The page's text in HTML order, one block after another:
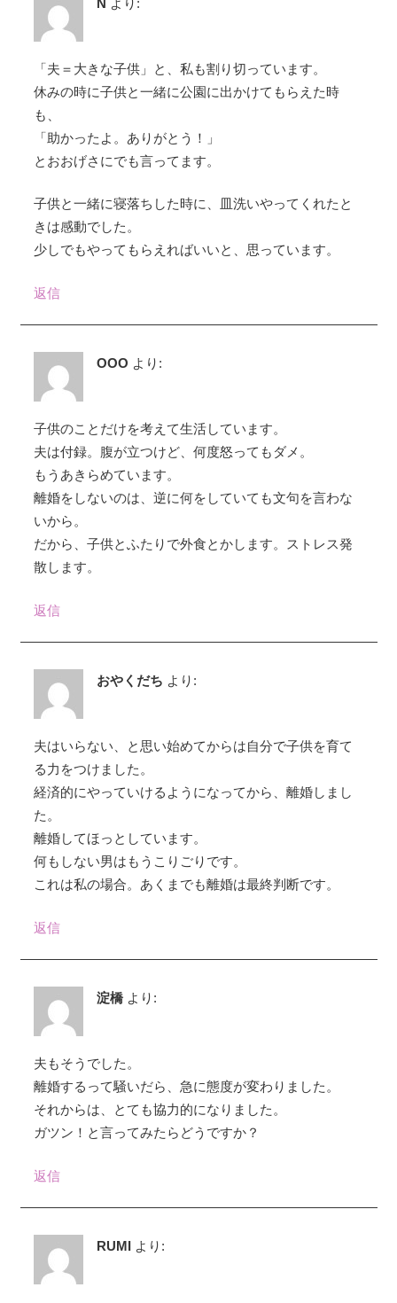
「夫＝大きな子供」と、私も割り切っています。
休みの時に子供と一緒に公園に出かけてもらえた時
も、
「助かったよ。ありがとう！」
とおおげさにでも言ってます。
子供と一緒に寝落ちした時に、皿洗いやってくれたと
きは感動でした。
少しでもやってもらえればいいと、思っています。
返信
OOO より:
子供のことだけを考えて生活しています。
夫は付録。腹が立つけど、何度怒ってもダメ。
もうあきらめています。
離婚をしないのは、逆に何をしていても文句を言わな
いから。
だから、子供とふたりで外食とかします。ストレス発
散します。
返信
おやくだち より:
夫はいらない、と思い始めてからは自分で子供を育て
る力をつけました。
経済的にやっていけるようになってから、離婚しまし
た。
離婚してほっとしています。
何もしない男はもうこりごりです。
これは私の場合。あくまでも離婚は最終判断です。
返信
淀橋 より:
夫もそうでした。
離婚するって騒いだら、急に態度が変わりました。
それからは、とても協力的になりました。
ガツン！と言ってみたらどうですか？
返信
RUMI より: